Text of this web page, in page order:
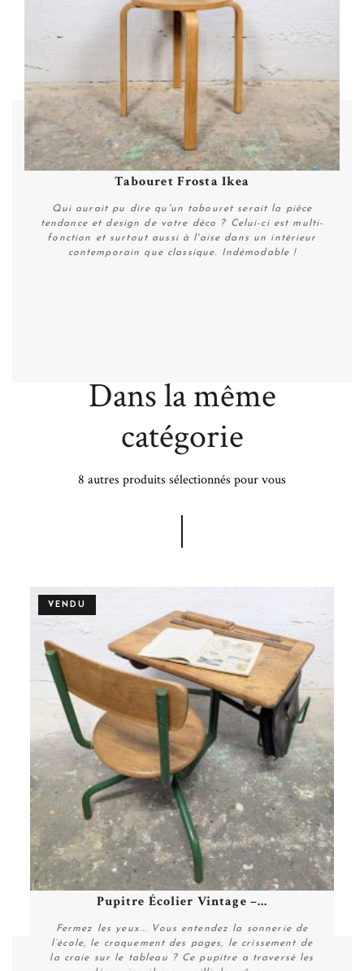
Tabouret Frosta Ikea
Qui aurait pu dire qu'un tabouret serait la pièce
tendance et design de votre déco ? Celui-ci est multi-
fonction et surtout aussi à l'aise dans un intérieur
contemporain que classique. Indémodable !
Dans la même
catégorie
8 autres produits sélectionnés pour vous
VENDU
Pupitre Écolier Vintage –...
Fermez les yeux... Vous entendez la sonnerie de
l’école, le craquement des pages, le crissement de
la craie sur le tableau ? Ce pupitre a traversé les